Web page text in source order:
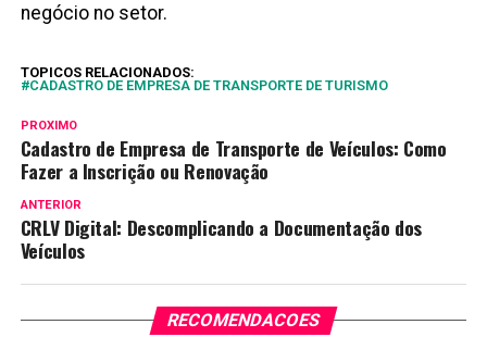
negócio no setor.
TOPICOS RELACIONADOS:
CADASTRO DE EMPRESA DE TRANSPORTE DE TURISMO
PROXIMO
Cadastro de Empresa de Transporte de Veículos: Como
Fazer a Inscrição ou Renovação
ANTERIOR
CRLV Digital: Descomplicando a Documentação dos
Veículos
RECOMENDACOES